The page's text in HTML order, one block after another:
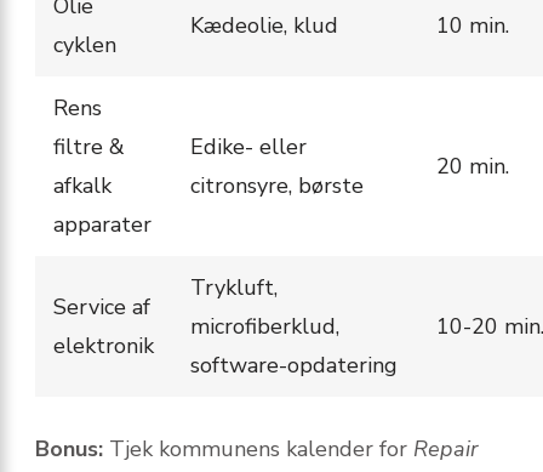
Olie
cyklen
Kædeolie, klud 10 min.
Rens
filtre &
afkalk
apparater
Edike- eller
citronsyre, børste
20 min.
Service af
elektronik
Trykluft,
microfiberklud,
software-opdatering
10-20 min.
Bonus: Tjek kommunens kalender for Repair